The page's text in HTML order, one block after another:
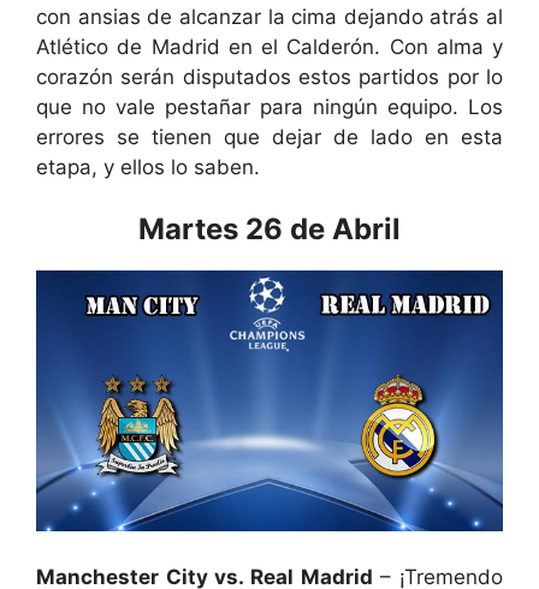
con ansias de alcanzar la cima dejando atrás al
Atlético de Madrid en el Calderón. Con alma y
corazón serán disputados estos partidos por lo
que no vale pestañar para ningún equipo. Los
errores se tienen que dejar de lado en esta
etapa, y ellos lo saben.
Martes 26 de Abril
Manchester City vs. Real Madrid – ¡Tremendo